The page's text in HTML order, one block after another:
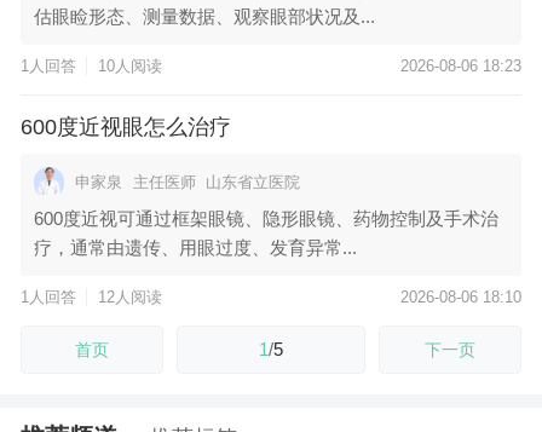
估眼睑形态、测量数据、观察眼部状况及...
1人回答 10人阅读 2026-08-06 18:23
600度近视眼怎么治疗
申家泉 主任医师 山东省立医院
600度近视可通过框架眼镜、隐形眼镜、药物控制及手术治
疗，通常由遗传、用眼过度、发育异常...
1人回答 12人阅读 2026-08-06 18:10
首页 1/5 下一页